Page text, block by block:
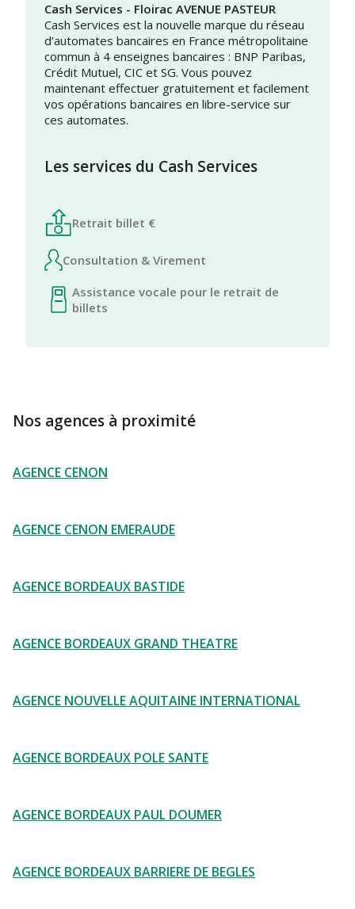
Cash Services - Floirac AVENUE PASTEUR
Cash Services est la nouvelle marque du réseau
d’automates bancaires en France métropolitaine
commun à 4 enseignes bancaires : BNP Paribas,
Crédit Mutuel, CIC et SG. Vous pouvez
maintenant effectuer gratuitement et facilement
vos opérations bancaires en libre-service sur
ces automates.
Les services du Cash Services
Retrait billet €
Consultation & Virement
Assistance vocale pour le retrait de
billets
Nos agences à proximité
AGENCE CENON
AGENCE CENON EMERAUDE
AGENCE BORDEAUX BASTIDE
AGENCE BORDEAUX GRAND THEATRE
AGENCE NOUVELLE AQUITAINE INTERNATIONAL
AGENCE BORDEAUX POLE SANTE
AGENCE BORDEAUX PAUL DOUMER
AGENCE BORDEAUX BARRIERE DE BEGLES